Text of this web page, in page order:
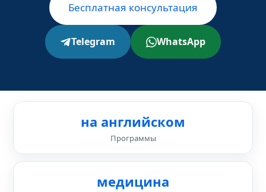
Бесплатная консультация
Telegram WhatsApp
на английском
Программы
медицина